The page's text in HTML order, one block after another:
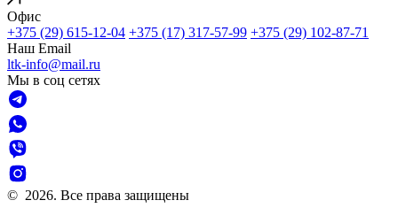
Офис
+375 (29) 615-12-04 +375 (17) 317-57-99 +375 (29) 102-87-71
Наш Email
ltk-info@mail.ru
Мы в соц сетях
© 2026. Все права защищены